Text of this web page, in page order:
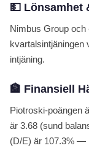
💵 Lönsamhet
Nimbus Group och
intjäning.
🏦 Finansiell
Piotroski-poängen
är 3.68 (sund
(D/E) är 107.3% —